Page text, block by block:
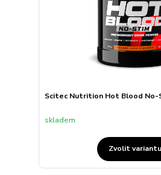
Scitec Nutrition Hot Blood No-
skladem
Zvolit variantu